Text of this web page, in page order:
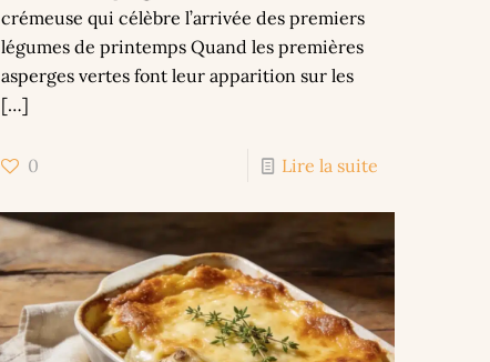
crémeuse qui célèbre l’arrivée des premiers
légumes de printemps Quand les premières
asperges vertes font leur apparition sur les
[…]
0 Lire la suite